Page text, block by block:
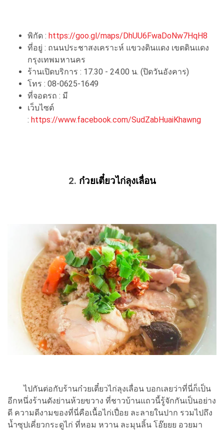
พิกัด : https://goo.gl/maps/DhUU6FwaDoNw7HqH8
ที่อยู่ : ถนนประชาสงเคราะห์ แขวงดินแดง เขตดินแดง
กรุงเทพมหานคร
ร้านเปิดบริการ : 17.30 - 24.00 น. (ปิดวันอังคาร)
โทร : 08-0625-1649
ที่จอดรถ : มี
เว็บไซต์
: https://www.facebook.com/SudZabHuaiKhawng
2. ก๋วยเตี๋ยวไก่ลุงเลื่อน
ไปกันต่อกับร้านก๋วยเตี๋ยวไก่ลุงเลื่อน บอกเลยว่าที่นี่ก็เป็น
อีกหนึ่งร้านดังย่านห้วยขวาง ที่ชาวบ้านแถวนี้รู้จักกันเป็นอย่าง
ดี ความดีงามของที่นี่คือเนื้อไก่เปื่อย ละลายในปาก รวมไปถึง
น้ำซุปเคี่ยวกระดูไก่ ที่หอม หวาน ละมุนลิ้น โอ๊ยยย อวยมา